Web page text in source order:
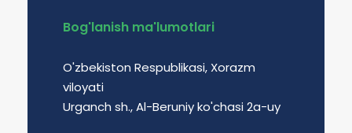
Bog'lanish ma'lumotlari
O'zbekiston Respublikasi, Xorazm
viloyati
Urganch sh., Al-Beruniy ko'chasi 2a-uy